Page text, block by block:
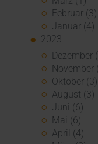
Februar (3)
Januar (4)
2023
Dezember
November
Oktober (3)
August (3)
Juni (6)
Mai (6)
April (4)